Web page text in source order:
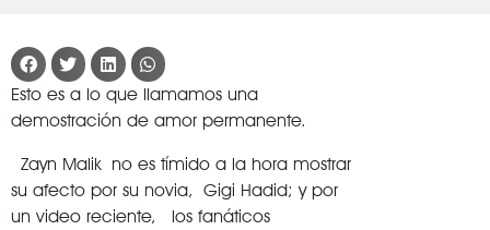
Esto es a lo que llamamos una
demostración de amor permanente.
Zayn Malik no es tímido a la hora mostrar
su afecto por su novia, Gigi Hadid; y por
un video reciente, los fanáticos